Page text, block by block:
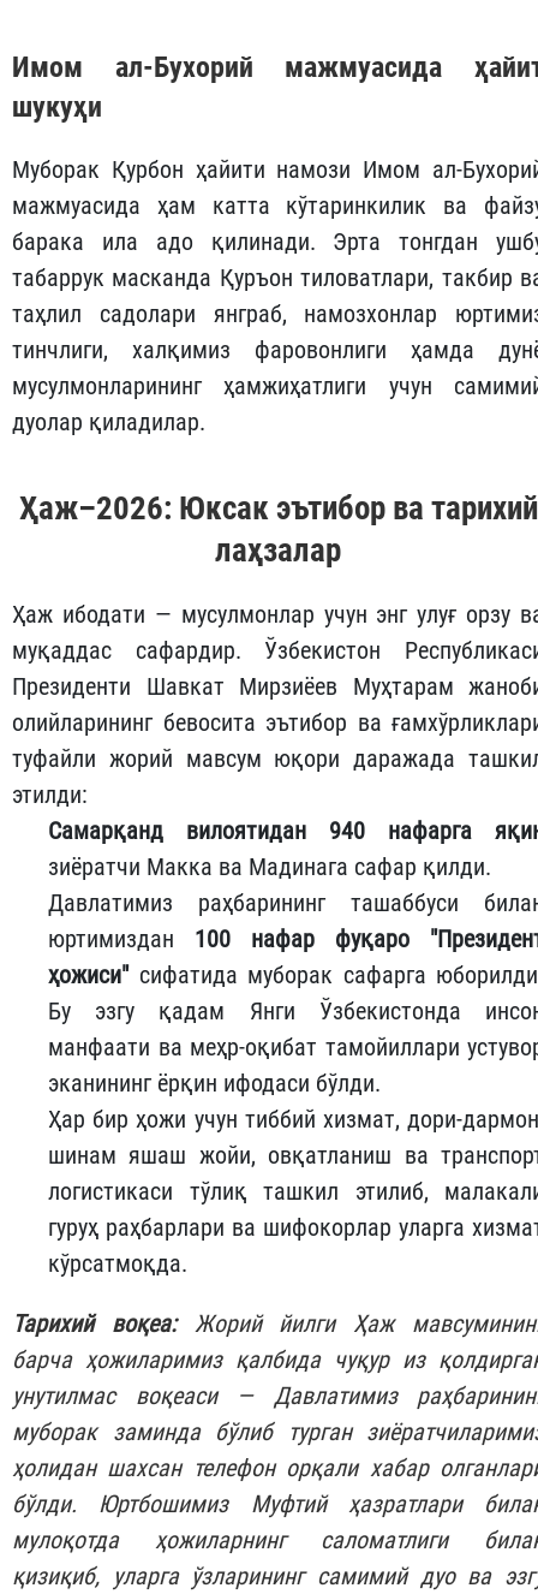
Имом ал-Бухорий мажмуасида
шукуҳи
Муборак Қурбон ҳайити намози Имом ал-
мажмуасида ҳам катта кўтаринкилик ва
барака ила адо қилинади. Эрта тонгдан
табаррук масканда Қуръон тиловатлари, такбир
таҳлил садолари янграб, намозхонлар
тинчлиги, халқимиз фаровонлиги ҳамда
мусулмонларининг ҳамжиҳатлиги учун
дуолар қиладилар.
Ҳаж–2026: Юксак эътибор ва тарихий
лаҳзалар
Ҳаж ибодати — мусулмонлар учун энг улуғ орзу
муқаддас сафардир. Ўзбекистон
Президенти Шавкат Мирзиёев Муҳтарам
олийларининг бевосита эътибор ва
туфайли жорий мавсум юқори даражада
этилди:
Самарқанд вилоятидан 940 нафарга
зиёратчи Макка ва Мадинага сафар қилди.
Давлатимиз раҳбарининг ташаббуси
юртимиздан 100 нафар фуқаро
ҳожиси"сифатида муборак сафарга
Бу эзгу қадам Янги Ўзбекистонда
манфаати ва меҳр-оқибат тамойиллари
эканининг ёрқин ифодаси бўлди.
Ҳар бир ҳожи учун тиббий хизмат, дори-
шинам яшаш жойи, овқатланиш ва
логистикаси тўлиқ ташкил этилиб,
гуруҳ раҳбарлари ва шифокорлар уларга
кўрсатмоқда.
Тарихий воқеа:Жорий йилги Ҳаж
барча ҳожиларимиз қалбида чуқур из
унутилмас воқеаси — Давлатимиз
муборак заминда бўлиб турган
ҳолидан шахсан телефон орқали хабар
бўлди. Юртбошимиз Муфтий ҳазратлари
мулоқотда ҳожиларнинг саломатлиги
қизиқиб, уларга ўзларининг самимий дуо ва